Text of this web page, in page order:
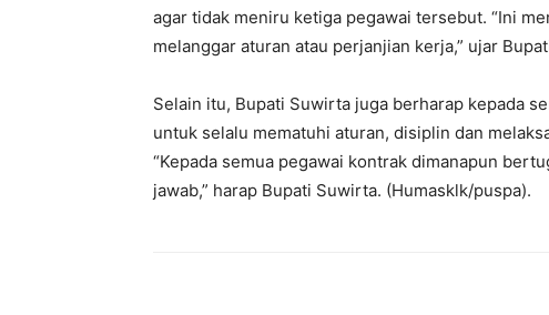
agar tidak meniru ketiga pegawai tersebut. “Ini
melanggar aturan atau perjanjian kerja,” ujar
Selain itu, Bupati Suwirta juga berharap kepada
untuk selalu mematuhi aturan, disiplin dan
“Kepada semua pegawai kontrak dimanapun
jawab,” harap Bupati Suwirta. (Humasklk/puspa).